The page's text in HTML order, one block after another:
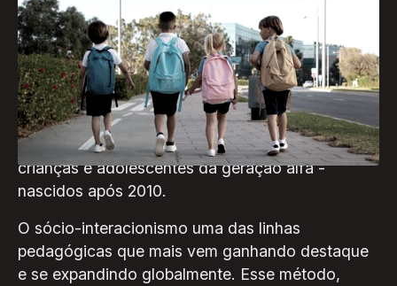
Com a evolução dos meios de acesso à
informação e desafios trazidos pelo uso de redes
sociais por crianças e adolescentes, escolas do
mundo inteiro são desafiadas a implementar
linhas pedagógicas que preservem o significado
do aprendizado e do desenvolvimento entre as
crianças e adolescentes da geração alfa -
nascidos após 2010.
O sócio-interacionismo uma das linhas
pedagógicas que mais vem ganhando destaque
e se expandindo globalmente. Esse método,